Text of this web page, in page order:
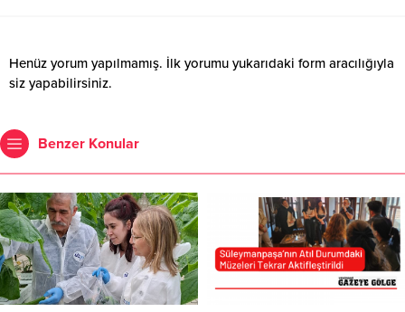
Henüz yorum yapılmamış. İlk yorumu yukarıdaki form aracılığıyla
siz yapabilirsiniz.
Benzer Konular